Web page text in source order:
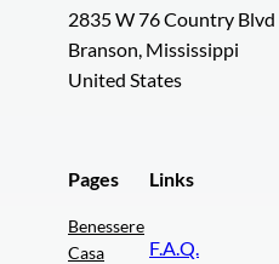
2835 W 76 Country Blvd
Branson, Mississippi
United States
Pages
Benessere
Casa
Links
F.A.Q.